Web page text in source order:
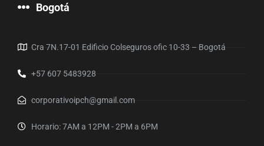
Bogotá
Cra 7N.17-01 Edificio Colseguros ofic 10-33 – Bogotá
+57 607 5483928
corporativoipch@gmail.com
Horario: 7AM a 12PM - 2PM a 6PM